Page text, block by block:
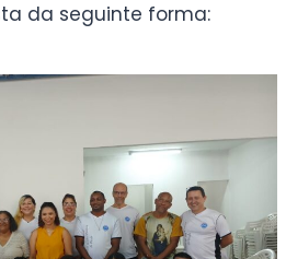
da seguinte forma: